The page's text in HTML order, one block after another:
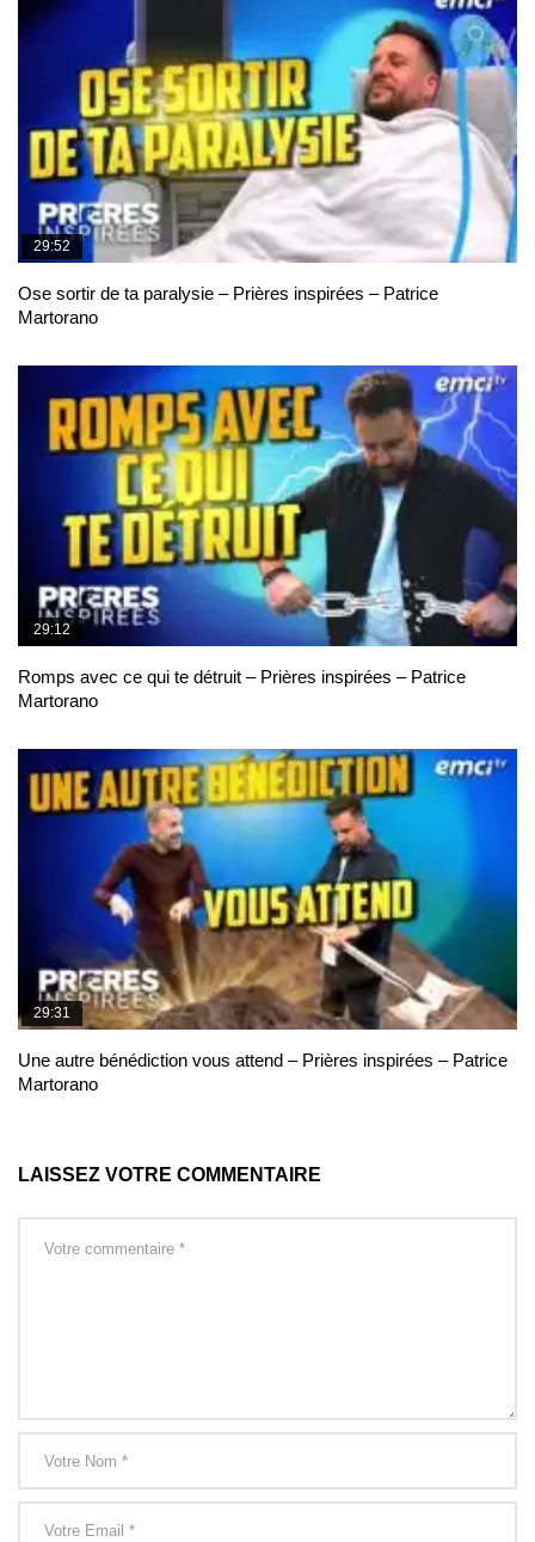
29:52
Ose sortir de ta paralysie – Prières inspirées – Patrice
Martorano
29:12
Romps avec ce qui te détruit – Prières inspirées – Patrice
Martorano
29:31
Une autre bénédiction vous attend – Prières inspirées – Patrice
Martorano
LAISSEZ VOTRE COMMENTAIRE